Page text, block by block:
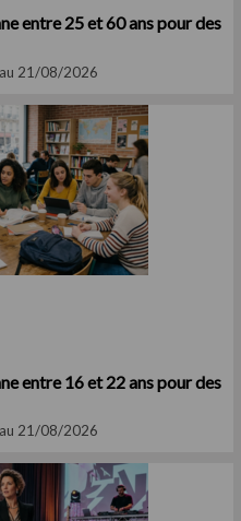
entre 25 et 60 ans pour des
21/08/2026
entre 16 et 22 ans pour des
21/08/2026